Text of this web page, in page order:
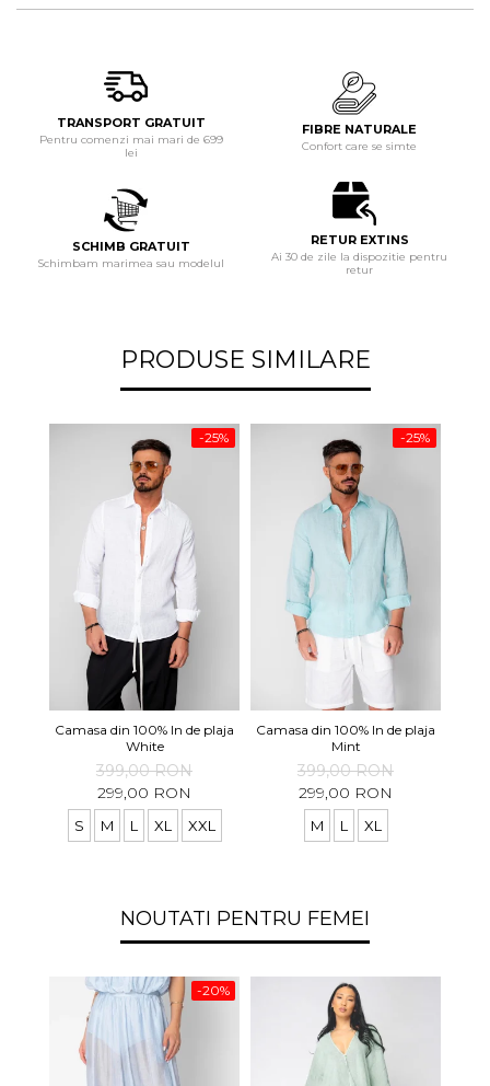
TRANSPORT GRATUIT
Pentru comenzi mai mari de 699
lei
FIBRE NATURALE
Confort care se simte
SCHIMB GRATUIT
Schimbam marimea sau modelul
RETUR EXTINS
Ai 30 de zile la dispozitie pentru
retur
PRODUSE SIMILARE
-25%
Camasa din 100% In de plaja
White
399,00 RON
299,00 RON
S M L XL XXL
-25%
Camasa din 100% In de plaja
Mint
399,00 RON
299,00 RON
M L XL
NOUTATI PENTRU FEMEI
-20%